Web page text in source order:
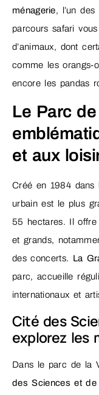
ménagerie, l’un
parcours safari
d’animaux, dont
comme les orangs-
encore les pandas
Le Parc
et aux
Créé en 1984 dans
urbain est le plus
55 hectares. Il offre
et grands,
des concerts. La
parc, accueille
internationaux et
Cité des
explorez les
Dans le parc de la
des Sciences et de